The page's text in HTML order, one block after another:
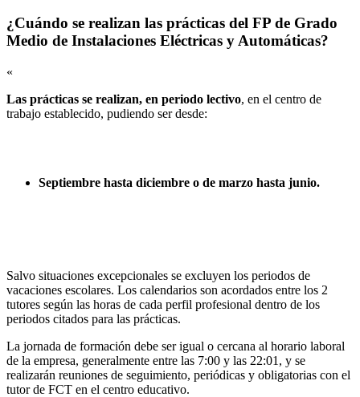
¿Cuándo se realizan las prácticas del FP de Grado
Medio de Instalaciones Eléctricas y Automáticas?
«
Las prácticas se realizan, en periodo lectivo, en el centro de
trabajo establecido, pudiendo ser desde:
Septiembre hasta diciembre o de marzo hasta junio.
Salvo situaciones excepcionales se excluyen los periodos de
vacaciones escolares. Los calendarios son acordados entre los 2
tutores según las horas de cada perfil profesional dentro de los
periodos citados para las prácticas.
La jornada de formación debe ser igual o cercana al horario laboral
de la empresa, generalmente entre las 7:00 y las 22:01, y se
realizarán reuniones de seguimiento, periódicas y obligatorias con el
tutor de FCT en el centro educativo.